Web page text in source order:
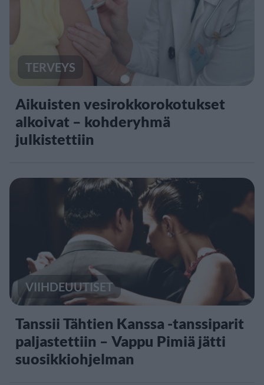
TERVEYS
Aikuisten vesirokkorokotukset
alkoivat – kohderyhmä
julkistettiin
VIIHDEUUTISET
Tanssii Tähtien Kanssa -tanssiparit
paljastettiin – Vappu Pimiä jätti
suosikkiohjelman